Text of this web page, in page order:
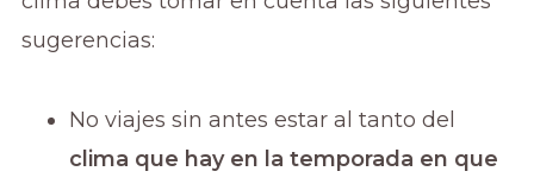
sugerencias:
No viajes sin antes estar al tanto del
clima que hay en la temporada en que